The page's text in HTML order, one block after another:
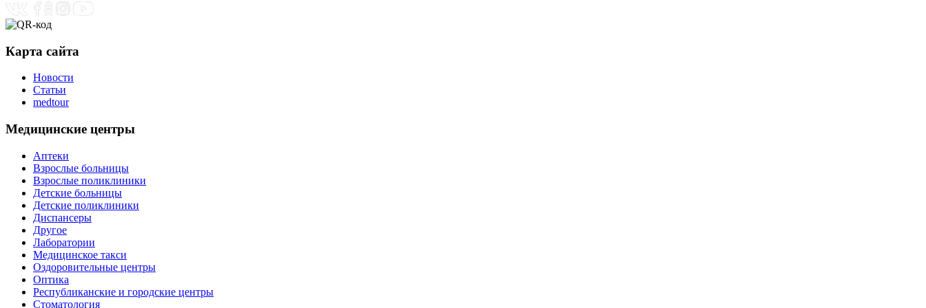
Карта сайта
Новости
Статьи
medtour
Медицинские центры
Аптеки
Взрослые больницы
Взрослые поликлиники
Детские больницы
Детские поликлиники
Диспансеры
Другое
Лаборатории
Медицинское такси
Оздоровительные центры
Оптика
Республиканские и городские центры
Стоматология